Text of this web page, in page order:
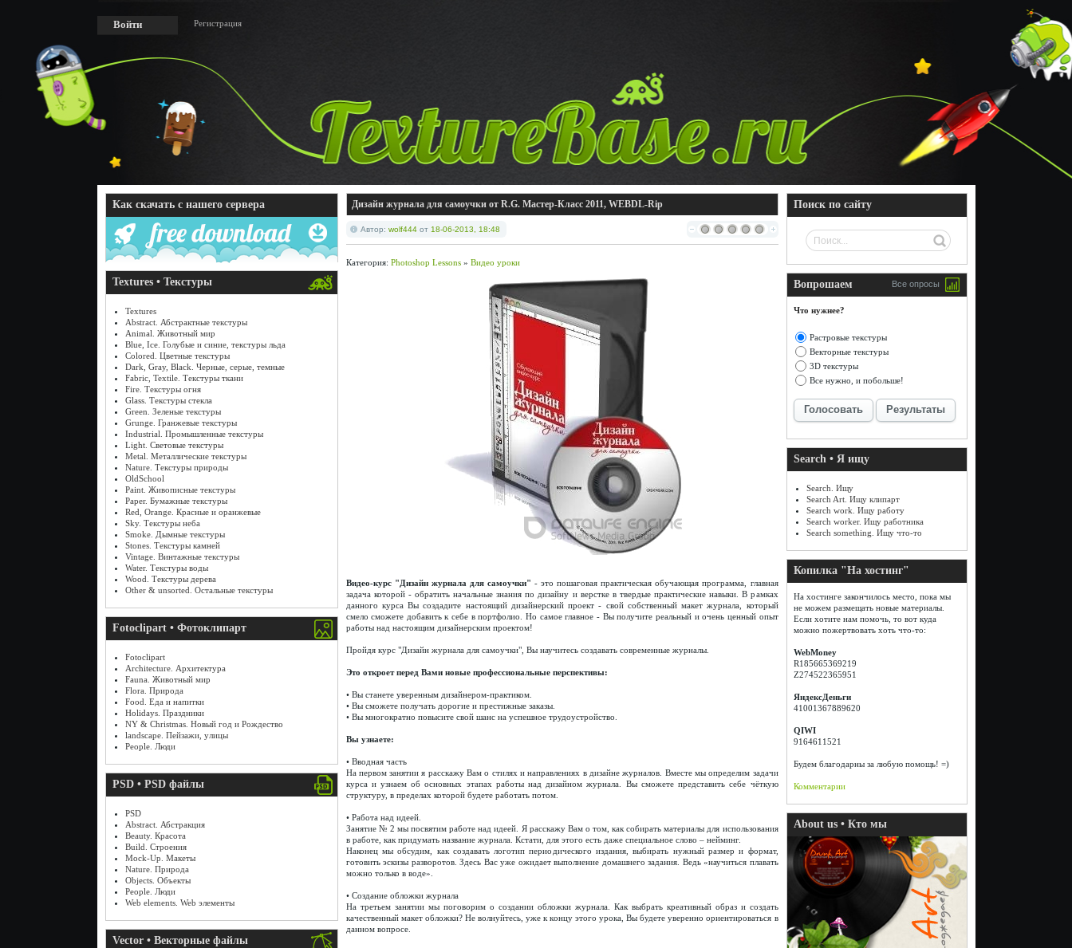
Войти Регистрация
Как скачать с нашего сервера
Textures • Текстуры
Textures
Abstract. Абстрактные текстуры
Animal. Животный мир
Blue, Ice. Голубые и синие, текстуры льда
Colored. Цветные текстуры
Dark, Gray, Black. Черные, серые, темные
Fabric, Textile. Текстуры ткани
Fire. Текстуры огня
Glass. Текстуры стекла
Green. Зеленые текстуры
Grunge. Гранжевые текстуры
Industrial. Промышленные текстуры
Light. Световые текстуры
Metal. Металлические текстуры
Nature. Текстуры природы
OldSchool
Paint. Живописные текстуры
Paper. Бумажные текстуры
Red, Orange. Красные и оранжевые
Sky. Текстуры неба
Smoke. Дымные текстуры
Stones. Текстуры камней
Vintage. Винтажные текстуры
Water. Текстуры воды
Wood. Текстуры дерева
Other & unsorted. Остальные текстуры
Fotoclipart • Фотоклипарт
Fotoclipart
Architecture. Архитектура
Fauna. Животный мир
Flora. Природа
Food. Еда и напитки
Holidays. Праздники
NY & Christmas. Новый год и Рождество
landscape. Пейзажи, улицы
People. Люди
PSD • PSD файлы
PSD
Abstract. Абстракция
Beauty. Красота
Build. Строения
Mock-Up. Макеты
Nature. Природа
Objects. Объекты
People. Люди
Web elements. Web элементы
Vector • Векторные файлы
Дизайн журнала для самоучки от R.G. Мастер-Класс 2011, WEBDL-Rip
Автор: wolf444от 18-06-2013, 18:48
Категория: Photoshop Lessons» Видео уроки
Видео-курс "Дизайн журнала для самоучки" - это пошаговая практическая обучающая программа, главная
задача которой - обратить начальные знания по дизайну и верстке в твердые практические навыки. В рамках
данного курса Вы создадите настоящий дизайнерский проект - свой собственный макет журнала, который
смело сможете добавить к себе в портфолио. Но самое главное - Вы получите реальный и очень ценный опыт
работы над настоящим дизайнерским проектом!
Пройдя курс "Дизайн журнала для самоучки", Вы научитесь создавать современные журналы.
Это откроет перед Вами новые профессиональные перспективы:
• Вы станете уверенным дизайнером-практиком.
• Вы сможете получать дорогие и престижные заказы.
• Вы многократно повысите свой шанс на успешное трудоустройство.
Вы узнаете:
• Вводная часть
На первом занятии я расскажу Вам о стилях и направлениях в дизайне журналов. Вместе мы определим задачи
курса и узнаем об основных этапах работы над дизайном журнала. Вы сможете представить себе чёткую
структуру, в пределах которой будете работать потом.
• Работа над идеей.
Занятие № 2 мы посвятим работе над идеей. Я расскажу Вам о том, как собирать материалы для использования
в работе, как придумать название журнала. Кстати, для этого есть даже специальное слово – нейминг.
Наконец мы обсудим, как создавать логотип периодического издания, выбирать нужный размер и формат,
готовить эскизы разворотов. Здесь Вас уже ожидает выполнение домашнего задания. Ведь «научиться плавать
можно только в воде».
• Создание обложки журнала
На третьем занятии мы поговорим о создании обложки журнала. Как выбрать креативный образ и создать
качественный макет обложки? Не волнуйтесь, уже к концу этого урока, Вы будете уверенно ориентироваться в
данном вопросе.
Поиск по сайту
Вопрошаем Все опросы
Что нужнее?
Растровые текстуры
Векторные текстуры
3D текстуры
Все нужно, и побольше!
Голосовать Результаты
Search • Я ищу
Search. Ищу
Search Art. Ищу клипарт
Search work. Ищу работу
Search worker. Ищу работника
Search something. Ищу что-то
Копилка "На хостинг"
На хостинге закончилось место, пока мы
не можем размещать новые материалы.
Если хотите нам помочь, то вот куда
можно пожертвовать хоть что-то:
WebMoney
R185665369219
Z274522365951
ЯндексДеньги
41001367889620
QIWI
9164611521
Будем благодарны за любую помощь! =)
Комментарии
About us • Кто мы